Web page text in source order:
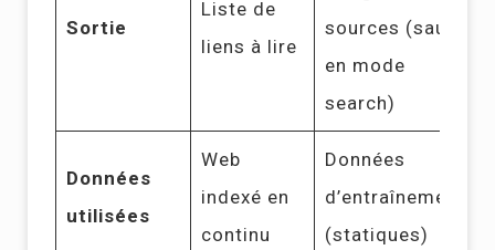
Sortie
Liste de
liens à lire
sources (sauf
en mode
search)
Données
utilisées
Web
indexé en
continu
Données
d’entraînement
(statiques)